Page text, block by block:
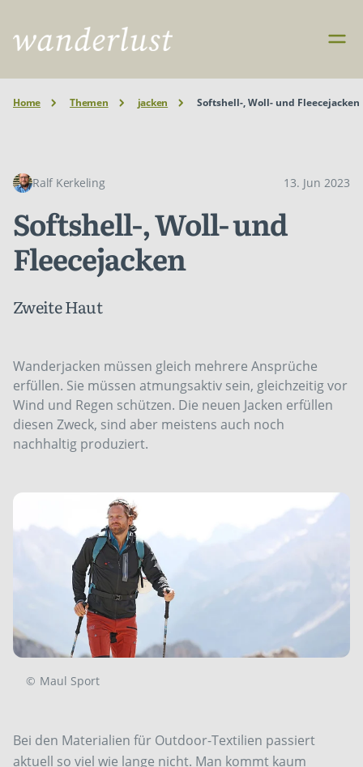
Home Themen jacken Softshell-, Woll- und Fleecejacken
Ralf Kerkeling 13. Jun 2023
Softshell-, Woll- und
Fleecejacken
Zweite Haut
Wanderjacken müssen gleich mehrere Ansprüche
erfüllen. Sie müssen atmungsaktiv sein, gleichzeitig vor
Wind und Regen schützen. Die neuen Jacken erfüllen
diesen Zweck, sind aber meistens auch noch
nachhaltig produziert.
© Maul Sport
Bei den Materialien für Outdoor-Textilien passiert
aktuell so viel wie lange nicht. Man kommt kaum